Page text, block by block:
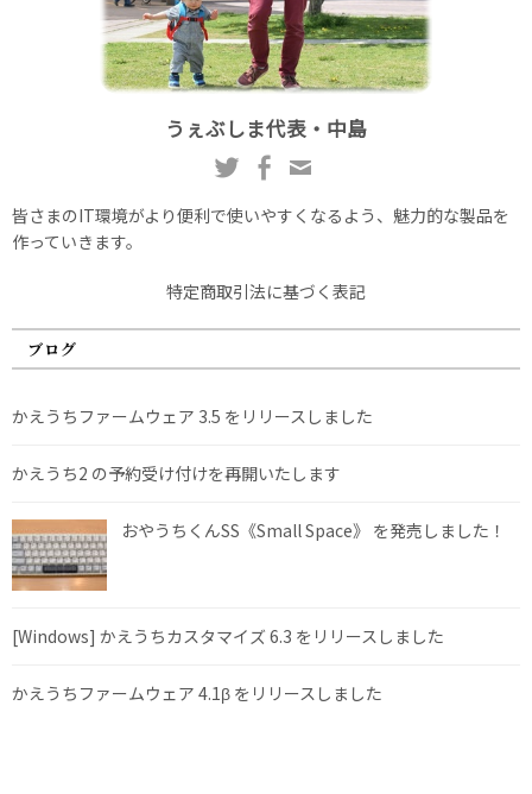
うぇぶしま代表・中島
皆さまのIT環境がより便利で使いやすくなるよう、魅力的な製品を
作っていきます。
特定商取引法に基づく表記
ブログ
かえうちファームウェア 3.5 をリリースしました
かえうち2 の予約受け付けを再開いたします
おやうちくんSS《Small Space》 を発売しました！
[Windows] かえうちカスタマイズ 6.3 をリリースしました
かえうちファームウェア 4.1β をリリースしました